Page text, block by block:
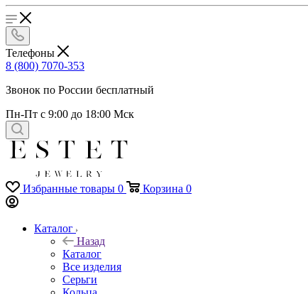
Телефоны
8 (800) 7070-353
Звонок по России бесплатный
Пн-Пт с 9:00 до 18:00 Мск
Избранные товары 0 Корзина 0
Каталог
Назад
Каталог
Все изделия
Серьги